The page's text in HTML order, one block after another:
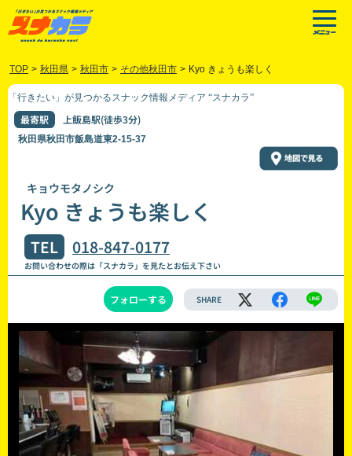
TOP > 秋田県 > 秋田市 > その他秋田市 > Kyo きょうも楽しく
「行きたい」が見つかるスナック情報メディア “スナカラ”
最寄駅 上飯島駅(徒歩3分)
秋田県秋田市飯島道東2-15-37
キョウモタノシク
Kyo きょうも楽しく
TEL 018-847-0177
お問い合わせの際は「スナカラ」を見たとお伝え下さい
フォローする SHARE